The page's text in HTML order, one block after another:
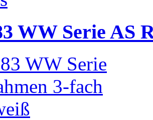
WW Serie AS